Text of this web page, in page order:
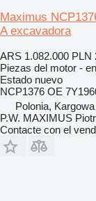
Maximus
A excavadora
ARS 1.082.000 PLN
Piezas del motor -
Estado nuevo
NCP1376 OE
Polonia, Kargowa
P.W. MAXIMUS
Contacte con el